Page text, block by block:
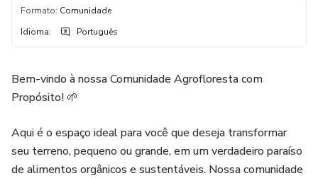
Formato: Comunidade
Idioma: Português
Bem-vindo à nossa Comunidade Agrofloresta com
Propósito! 🌱
Aqui é o espaço ideal para você que deseja transformar
seu terreno, pequeno ou grande, em um verdadeiro paraíso
de alimentos orgânicos e sustentáveis. Nossa comunidade